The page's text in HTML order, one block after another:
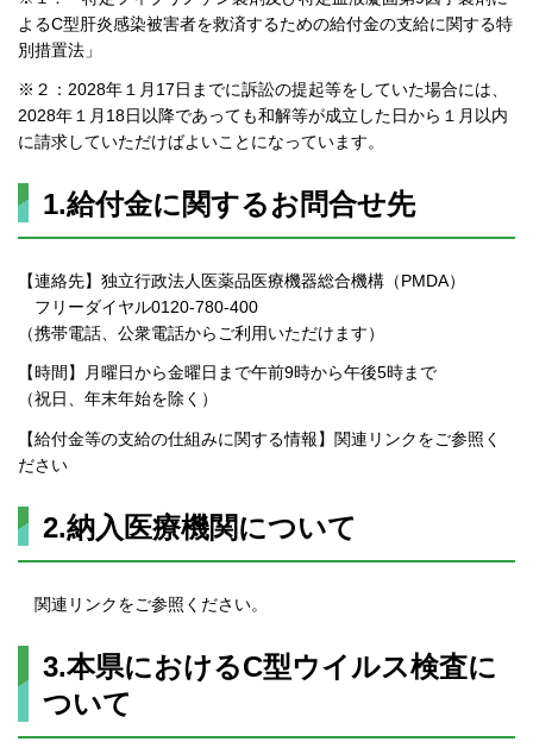
よるC型肝炎感染被害者を救済するための給付金の支給に関する特
別措置法」
※２：2028年１月17日までに訴訟の提起等をしていた場合には、
2028年１月18日以降であっても和解等が成立した日から１月以内
に請求していただけばよいことになっています。
1.給付金に関するお問合せ先
【連絡先】独立行政法人医薬品医療機器総合機構（PMDA）
フリーダイヤル0120-780-400
（携帯電話、公衆電話からご利用いただけます）
【時間】月曜日から金曜日まで午前9時から午後5時まで
（祝日、年末年始を除く）
【給付金等の支給の仕組みに関する情報】関連リンクをご参照く
ださい
2.納入医療機関について
関連リンクをご参照ください。
3.本県におけるC型ウイルス検査に
ついて